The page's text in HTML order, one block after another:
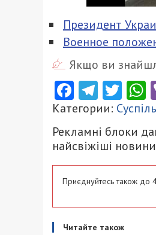
Президент
Военное
Якщо ви
Facebook
Категории:
Рекламні блоки
найсвіжіші
Приєднуйтесь також до
Читайте також